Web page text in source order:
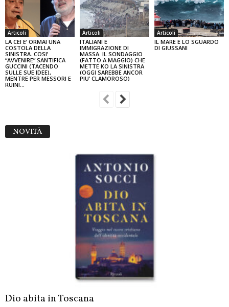
Articoli
LA CEI E’ ORMAI UNA
COSTOLA DELLA
SINISTRA. COSI’
“AVVENIRE” SANTIFICA
GUCCINI (TACENDO
SULLE SUE IDEE),
MENTRE PER MESSORI E
RUINI…
Articoli
ITALIANI E
IMMIGRAZIONE DI
MASSA. IL SONDAGGIO
(FATTO A MAGGIO) CHE
METTE KO LA SINISTRA
(OGGI SAREBBE ANCOR
PIU’ CLAMOROSO)
Articoli
IL MARE E LO SGUARDO
DI GIUSSANI
NOVITÀ
Dio abita in Toscana